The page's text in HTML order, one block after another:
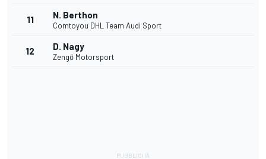
11 N. Berthon
Comtoyou DHL Team Audi Sport
12 D. Nagy
Zengő Motorsport